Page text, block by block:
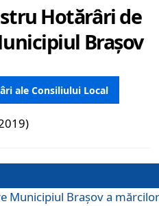
Hotărâri de
Brașov
ale Consiliului Local
Municipiul Brașov a mărcilor